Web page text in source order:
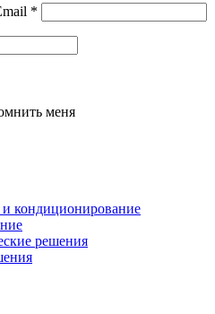
*
меня
кондиционирование
решения